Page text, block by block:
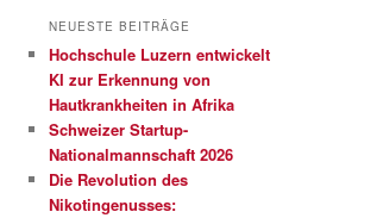
NEUESTE BEITRÄGE
Hochschule Luzern entwickelt
KI zur Erkennung von
Hautkrankheiten in Afrika
Schweizer Startup-
Nationalmannschaft 2026
Die Revolution des
Nikotingenusses: